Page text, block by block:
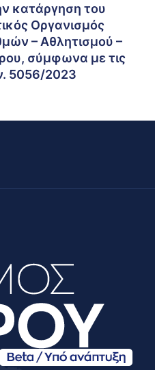
κατάργηση του
Οργανισμός
– Αθλητισμού –
σύμφωνα με τις
5056/2023